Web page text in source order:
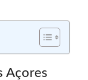
Açores